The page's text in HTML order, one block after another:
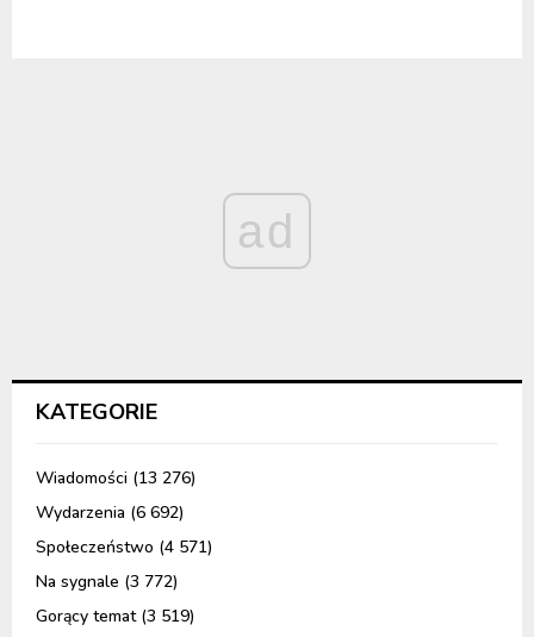
ad
KATEGORIE
Wiadomości (13 276)
Wydarzenia (6 692)
Społeczeństwo (4 571)
Na sygnale (3 772)
Gorący temat(3 519)